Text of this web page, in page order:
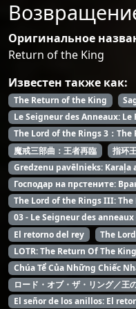
Оригинальное
Return of the King
Известен также как:
The Return of the King
Le Seigneur des Anneaux: Le
The Lord of the Rings 3：
魔戒三部曲：王者再臨
指环
Gredzenu pavēlnieks: Karaļa
Господар на прстените:
The Lord of the Rings III:
03 - Le Seigneur des
El retorno del rey
The
LOTR: The Return Of The King
Chúa Tể Của Những Chiếc
ロード・オブ・ザ・リング／王
El señor de los anillos: El